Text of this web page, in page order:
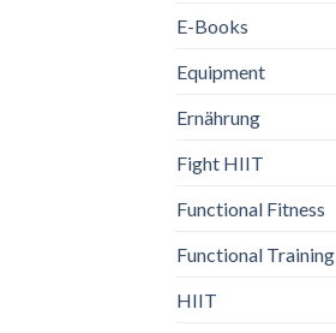
E-Books
Equipment
Ernährung
Fight HIIT
Functional Fitness
Functional Training
HIIT